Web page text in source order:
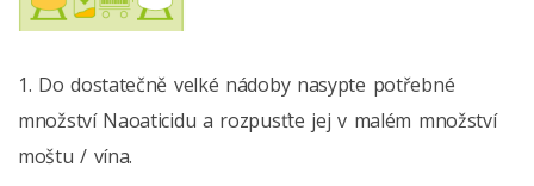
1. Do dostatečně velké nádoby nasypte potřebné
množství Naoaticidu a rozpusťte jej v malém množství
moštu / vína.